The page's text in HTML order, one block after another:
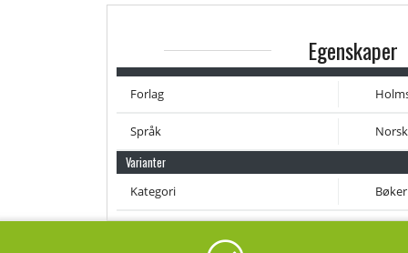
Egenskaper
Forlag
Språk Norsk
Varianter
Kategori Bøker